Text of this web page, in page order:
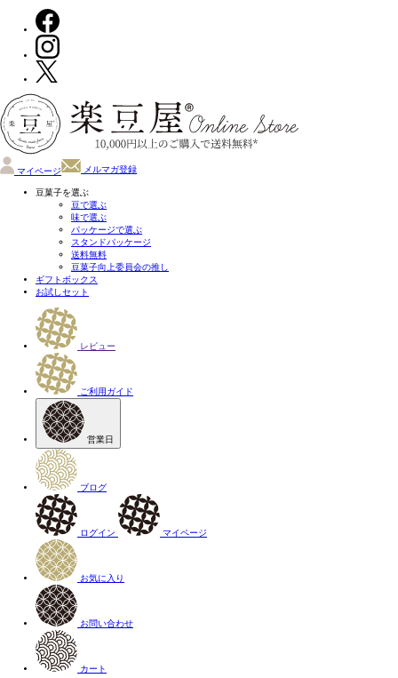
マイページ メルマガ登録
豆菓子を選ぶ
豆で選ぶ
味で選ぶ
パッケージで選ぶ
スタンドパッケージ
送料無料
豆菓子向上委員会の推し
ギフトボックス
お試しセット
レビュー
ご利用ガイド
営業日
ブログ
ログイン マイページ
お気に入り
お問い合わせ
カート